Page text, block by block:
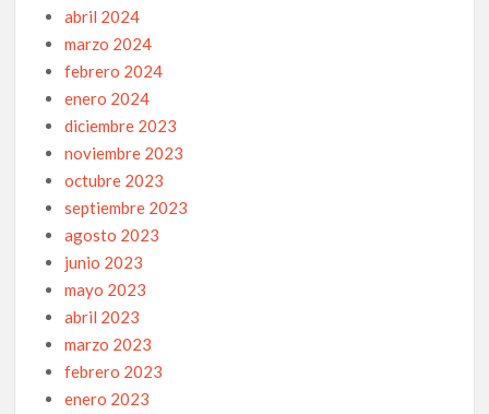
abril 2024
marzo 2024
febrero 2024
enero 2024
diciembre 2023
noviembre 2023
octubre 2023
septiembre 2023
agosto 2023
junio 2023
mayo 2023
abril 2023
marzo 2023
febrero 2023
enero 2023